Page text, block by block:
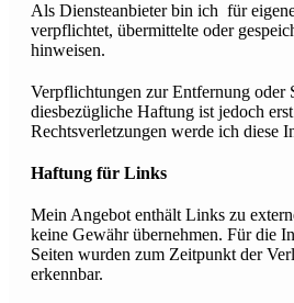
Als Diensteanbieter bin ich für
verpflichtet, übermittelte oder
hinweisen.
Verpflichtungen zur Entfernung oder
diesbezügliche Haftung ist jedoch
Rechtsverletzungen werde ich diese
Haftung für Links
Mein Angebot enthält Links zu
keine Gewähr übernehmen. Für die
Seiten wurden zum Zeitpunkt der
erkennbar.